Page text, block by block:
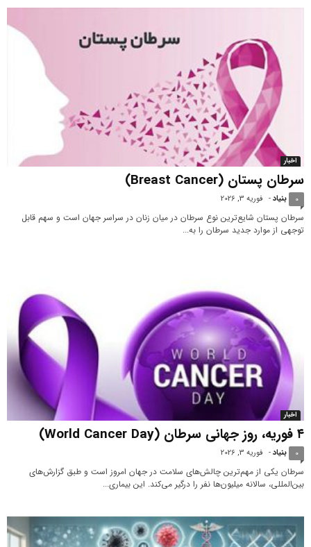
اخبار
سرطان پستان (Breast Cancer)
بنیاد- فوریه 3, 2026 0
سرطان پستان شایع‌ترین نوع سرطان در میان زنان در سراسر جهان است و سهم قابل
توجهی از موارد جدید سرطان را به...
اخبار
۴ فوریه، روز جهانی سرطان (World Cancer Day)
بنیاد- فوریه 3, 2026 0
سرطان یکی از مهم‌ترین چالش‌های سلامت در جهان امروز است و طبق گزارش‌های
بین‌المللی، سالانه میلیون‌ها نفر را درگیر می‌کند. این بیماری...